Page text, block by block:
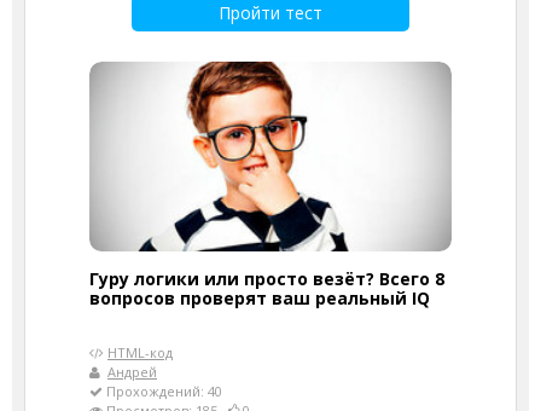
Пройти тест
Гуру логики или просто везёт? Всего 8
вопросов проверят ваш реальный IQ
HTML-код
Андрей
Прохождений: 40